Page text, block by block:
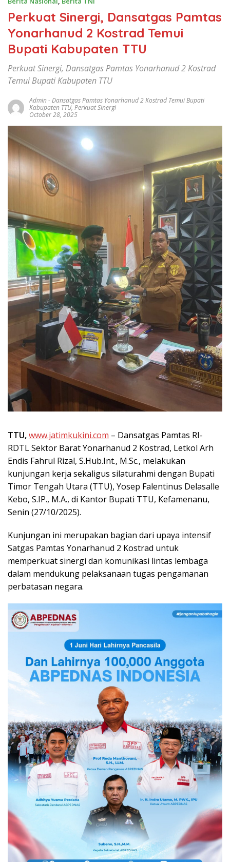
Perkuat Sinergi, Dansatgas Pamtas
Yonarhanud 2 Kostrad Temui
Bupati Kabupaten TTU
Perkuat Sinergi, Dansatgas Pamtas Yonarhanud 2 Kostrad
Temui Bupati Kabupaten TTU
Admin-Dansatgas Pamtas Yonarhanud 2 Kostrad Temui Bupati
Kabupaten TTU, Perkuat Sinergi
October 28, 2025
TTU,www.jatimkukini.com – Dansatgas Pamtas RI-
RDTL Sektor Barat Yonarhanud 2 Kostrad, Letkol Arh
Endis Fahrul Rizal, S.Hub.Int., M.Sc., melakukan
kunjungan kerja sekaligus silaturahmi dengan Bupati
Timor Tengah Utara (TTU), Yosep Falentinus Delasalle
Kebo, S.IP., M.A., di Kantor Bupati TTU, Kefamenanu,
Senin (27/10/2025).
Kunjungan ini merupakan bagian dari upaya intensif
Satgas Pamtas Yonarhanud 2 Kostrad untuk
memperkuat sinergi dan komunikasi lintas lembaga
dalam mendukung pelaksanaan tugas pengamanan
perbatasan negara.